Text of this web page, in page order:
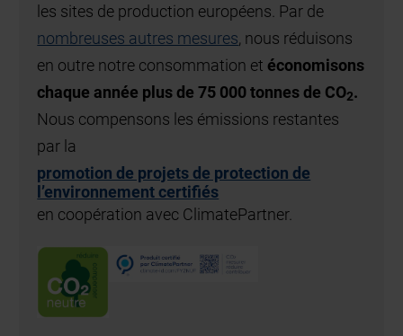
les sites de production européens. Par de
nombreuses autres mesures, nous réduisons
en outre notre consommation et économisons
chaque année plus de 75 000 tonnes de CO2.
Nous compensons les émissions restantes
par la
promotion de projets de protection de
l’environnement certifiés
en coopération avec ClimatePartner.